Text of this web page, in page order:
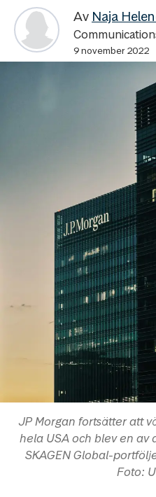
Av Naja
9 november 2022
JP Morgan fortsätter att
hela USA och blev en av
SKAGEN Global-
Foto: